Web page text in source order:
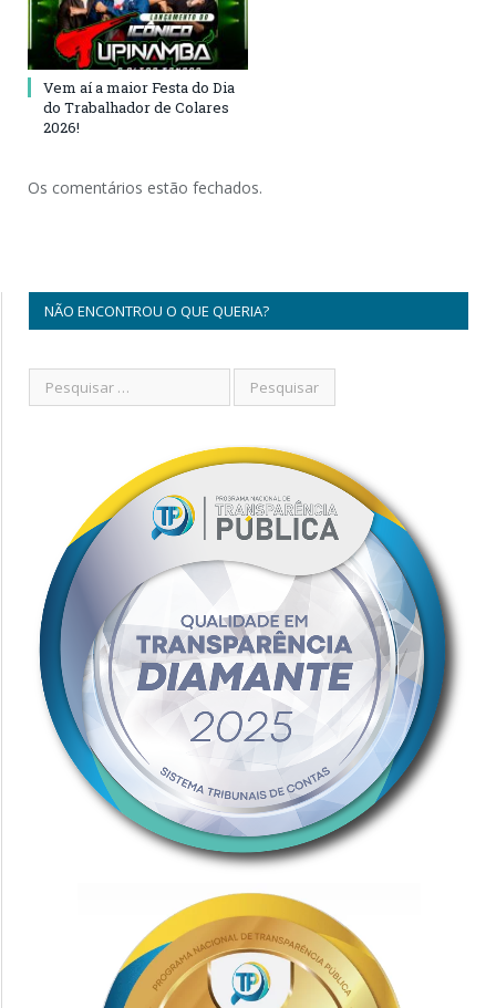
Vem aí a maior Festa do Dia
do Trabalhador de Colares
2026!
Os comentários estão fechados.
NÃO ENCONTROU O QUE QUERIA?